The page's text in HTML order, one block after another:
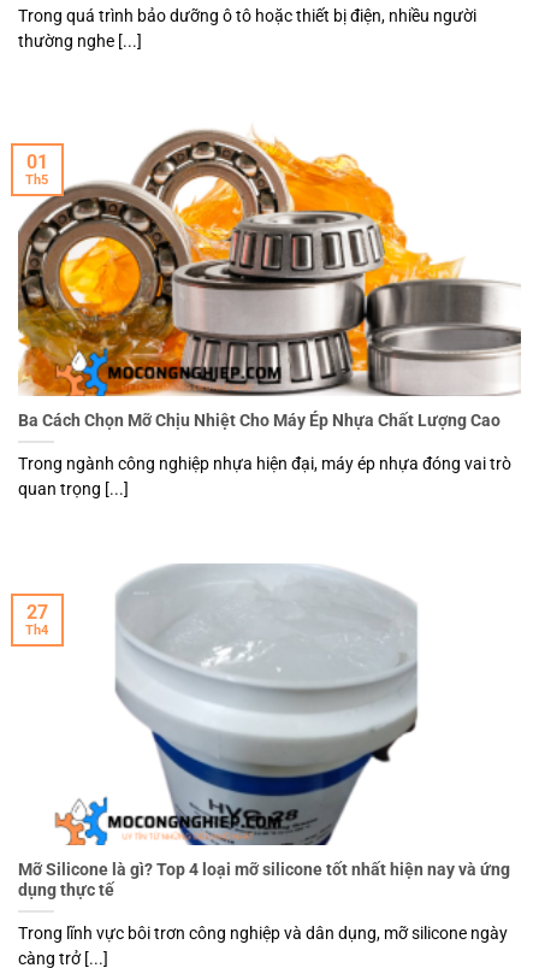
Trong quá trình bảo dưỡng ô tô hoặc thiết bị điện, nhiều người
thường nghe [...]
Ba Cách Chọn Mỡ Chịu Nhiệt Cho Máy Ép Nhựa Chất Lượng Cao
Trong ngành công nghiệp nhựa hiện đại, máy ép nhựa đóng vai trò
quan trọng [...]
01
Th5
Mỡ Silicone là gì? Top 4 loại mỡ silicone tốt nhất hiện nay và ứng
dụng thực tế
Trong lĩnh vực bôi trơn công nghiệp và dân dụng, mỡ silicone ngày
càng trở [...]
27
Th4